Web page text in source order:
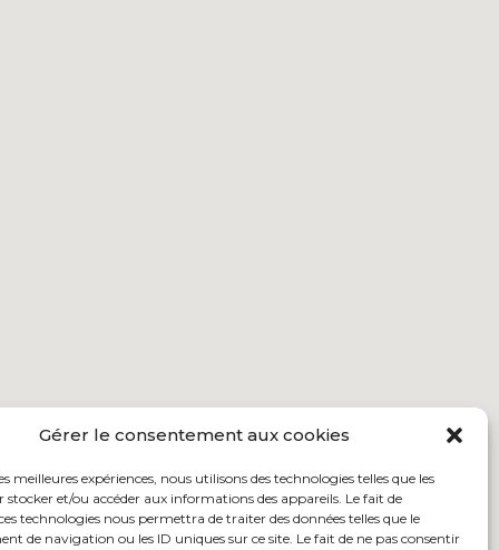
Gérer le consentement aux cookies
meilleures expériences, nous utilisons des technologies telles que les
stocker et/ou accéder aux informations des appareils. Le fait de
technologies nous permettra de traiter des données telles que le
de navigation ou les ID uniques sur ce site. Le fait de ne pas consentir